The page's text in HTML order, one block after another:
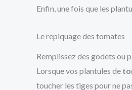
Enfin, une fois que les
Le repiquage des tomates
Remplissez des godets ou
Lorsque vos plantules de
toucher les tiges pour ne